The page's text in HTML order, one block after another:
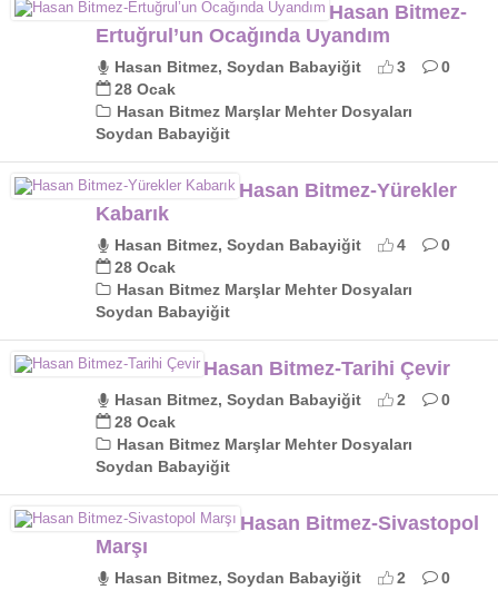
Hasan Bitmez-
Ertuğrul’un Ocağında Uyandım
Hasan Bitmez, Soydan Babayiğit 3
0
28 Ocak
Hasan Bitmez Marşlar Mehter Dosyaları
Soydan Babayiğit
Hasan Bitmez-Yürekler
Kabarık
Hasan Bitmez, Soydan Babayiğit 4
0
28 Ocak
Hasan Bitmez Marşlar Mehter Dosyaları
Soydan Babayiğit
Hasan Bitmez-Tarihi Çevir
Hasan Bitmez, Soydan Babayiğit 2
0
28 Ocak
Hasan Bitmez Marşlar Mehter Dosyaları
Soydan Babayiğit
Hasan Bitmez-Sivastopol
Marşı
Hasan Bitmez, Soydan Babayiğit 2
0